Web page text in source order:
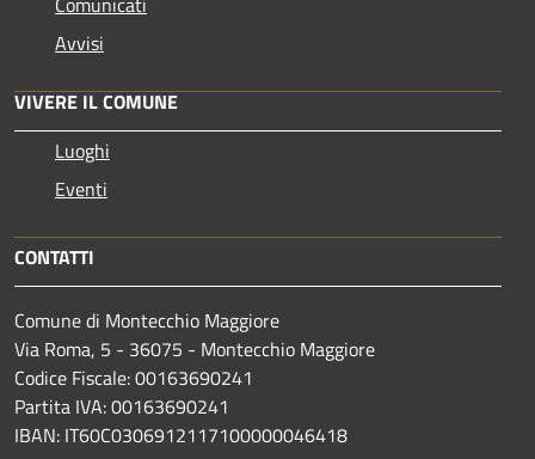
Avvisi
VIVERE IL COMUNE
Luoghi
Eventi
CONTATTI
Comune di Montecchio Maggiore
Via Roma, 5 - 36075 - Montecchio Maggiore
Codice Fiscale: 00163690241
Partita IVA: 00163690241
IBAN: IT60C0306912117100000046418